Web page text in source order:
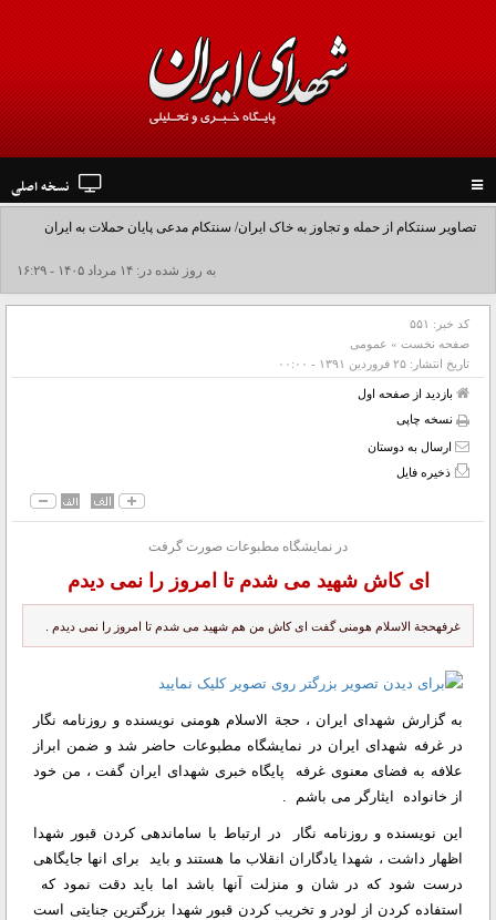
navigation
نسخه اصلی
تصاویر سنتکام از حمله و تجاوز به خاک ایران/ سنتکام مدعی پایان حملات به ایران
شد+فیلم به روز شده در: ۱۴ مرداد ۱۴۰۵ - ۱۶:۲۹
کد خبر: ۵۵۱
صفحه نخست » عمومی
تاریخ انتشار: ۲۵ فروردين ۱۳۹۱ - ۰۰:۰۰
بازدید از صفحه اول
نسخه چاپی
ارسال به دوستان
ذخیره فایل
در نمایشگاه مطبوعات صورت گرفت
ای کاش شهید می شدم تا امروز را نمی دیدم
غرفهحجة الاسلام هومنی گفت ای کاش من هم شهید می شدم تا امروز را نمی دیدم .
به گزارش شهدای ایران ، حجة الاسلام هومنی نویسنده و روزنامه نگار
در غرفه شهدای ایران در نمایشگاه مطبوعات حاضر شد و ضمن ابراز
علافه به فضای معنوی غرفه پایگاه خبری شهدای ایران گفت ، من خود
از خانواده ایثارگر می باشم .
این نویسنده و روزنامه نگار در ارتباط با ساماندهی کردن قبور شهدا
اظهار داشت ، شهدا یادگاران انقلاب ما هستند و باید برای انها جایگاهی
درست شود که در شان و منزلت آنها باشد اما باید دقت نمود که
استفاده کردن از لودر و تخریب کردن قبور شهدا بزرگترین جنایتی است